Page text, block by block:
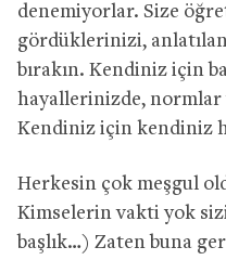
denemiyorlar. Size
gördüklerinizi,
bırakın. Kendiniz için
hayallerinizde,
Kendiniz için kendiniz
Herkesin çok meşgul
Kimselerin vakti yok
başlık…) Zaten buna